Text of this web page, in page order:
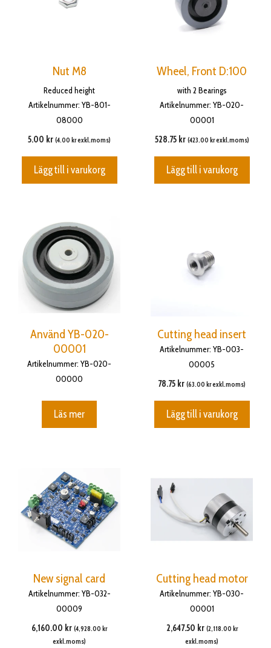
Nut M8
Reduced height
Artikelnummer: YB-801-
08000
5.00 kr (4.00 krexkl.moms)
Lägg till i varukorg
Wheel, Front D:100
with 2 Bearings
Artikelnummer: YB-020-
00001
528.75 kr (423.00 krexkl.moms)
Lägg till i varukorg
Använd YB-020-
00001
Artikelnummer: YB-020-
00000
Läs mer
Cutting head insert
Artikelnummer: YB-003-
00005
78.75 kr (63.00 krexkl.moms)
Lägg till i varukorg
New signal card
Artikelnummer: YB-032-
00009
6,160.00 kr (4,928.00 kr
exkl.moms)
Cutting head motor
Artikelnummer: YB-030-
00001
2,647.50 kr (2,118.00 kr
exkl.moms)